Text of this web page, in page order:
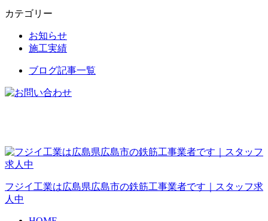
カテゴリー
お知らせ
施工実績
ブログ記事一覧
フジイ工業は広島県広島市の鉄筋工事業者です｜スタッフ求
人中